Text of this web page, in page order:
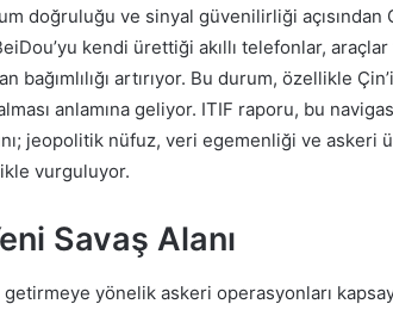
doğruluğu ve sinyal güvenilirliği açısından
kendi ürettiği akıllı telefonlar, araçlar
artırıyor. Bu durum, özellikle
anlamına geliyor. ITIF raporu, bu
jeopolitik nüfuz, veri egemenliği ve askeri
vurguluyor.
Savaş Alanı
yönelik askeri operasyonları